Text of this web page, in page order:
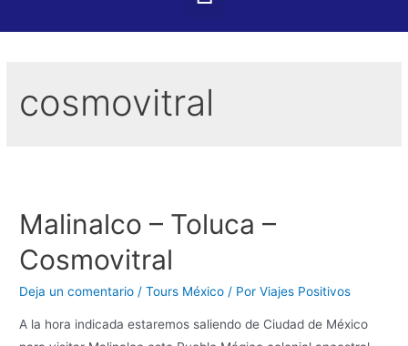
cosmovitral
Malinalco – Toluca –
Cosmovitral
Deja un comentario /Tours México / PorViajes Positivos
A la hora indicada estaremos saliendo de Ciudad de México